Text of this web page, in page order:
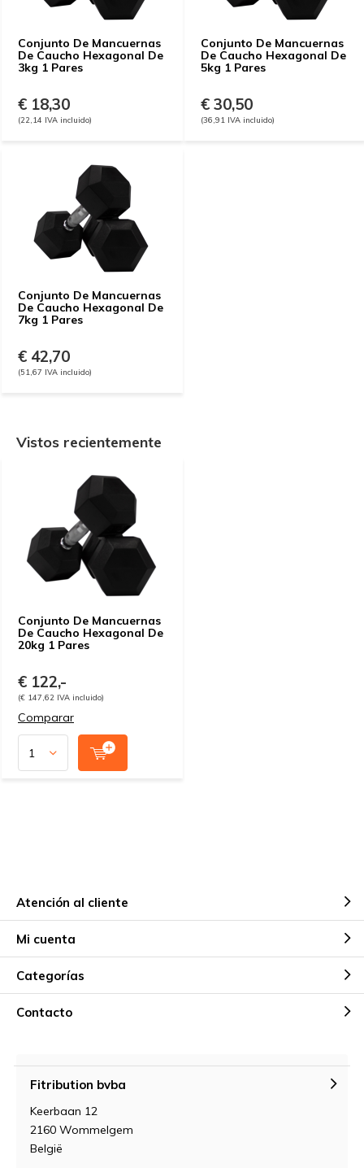
Conjunto De Mancuernas
De Caucho Hexagonal De
3kg 1 Pares
€ 18,30
(22,14 IVA incluido)
Conjunto De Mancuernas
De Caucho Hexagonal De
5kg 1 Pares
€ 30,50
(36,91 IVA incluido)
Conjunto De Mancuernas
De Caucho Hexagonal De
7kg 1 Pares
€ 42,70
(51,67 IVA incluido)
Vistos recientemente
Conjunto De Mancuernas
De Caucho Hexagonal De
20kg 1 Pares
€ 122,-
(€ 147,62 IVA incluido)
Comparar
Atención al cliente
Mi cuenta
Categorías
Contacto
Fitribution bvba
Keerbaan 12
2160 Wommelgem
België